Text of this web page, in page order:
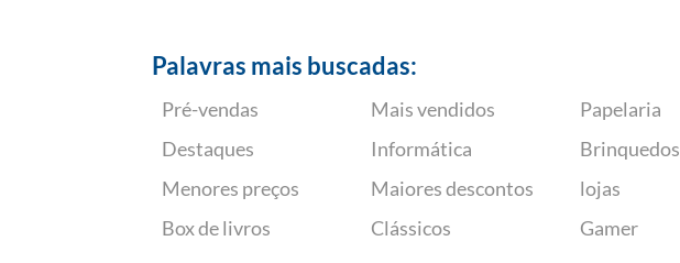
Palavras mais buscadas:
Pré-vendas
Destaques
Menores preços
Box de livros
Mais vendidos
Informática
Maiores descontos
Clássicos
Papelaria
Brinquedos
lojas
Gamer